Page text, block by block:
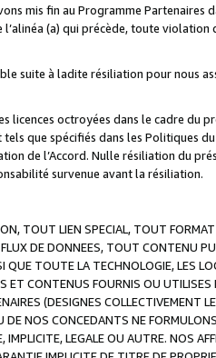
mis fin au Programme Partenaires
(a) qui précède, toute violation
suite à ladite résiliation pour nous
octroyées dans le cadre du
que spécifiés dans les Politiques
de l’Accord. Nulle résiliation du
survenue avant la résiliation.
TOUT LIEN SPECIAL, TOUT
DE DONNEES, TOUT CONTENU
TOUTE LA TECHNOLOGIE, LES
ET CONTENUS FOURNIS OU UTILISES
(DESIGNES COLLECTIVEMENT
NOS CONCEDANTS NE
IMPLICITE, LEGALE OU AUTRE. NOS